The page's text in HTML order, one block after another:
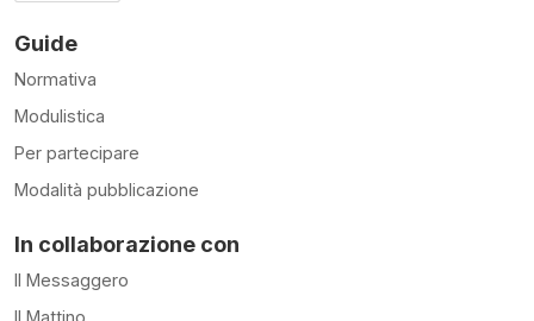
Guide
Normativa
Modulistica
Per partecipare
Modalità pubblicazione
In collaborazione con
Il Messaggero